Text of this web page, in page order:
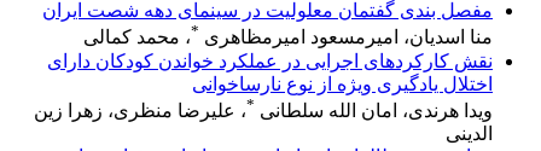
مفصل بندی گفتمان معلولیت در سینمای دهه شصت ایران
منا اسدیان، امیرمسعود امیرمظاهری * ، محمد کمالی
نقش کارکردهای اجرایی در عملکرد خواندن کودکان دارای
اختلال یادگیری ویژه از نوع نارساخوانی
ویدا هرندی، امان الله سلطانی *، علیرضا منظری، زهرا زین
الدینی